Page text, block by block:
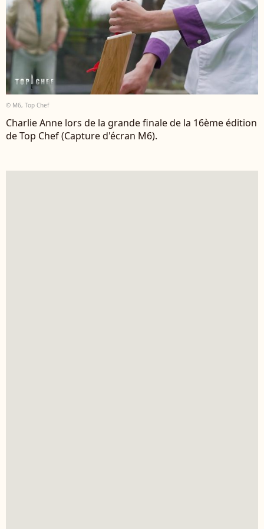
© M6, Top Chef
Charlie Anne lors de la grande finale de la 16ème édition
de Top Chef (Capture d'écran M6).